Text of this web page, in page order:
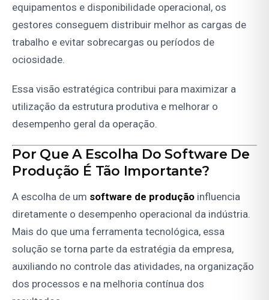
equipamentos e disponibilidade operacional, os
gestores conseguem distribuir melhor as cargas de
trabalho e evitar sobrecargas ou períodos de
ociosidade.
Essa visão estratégica contribui para maximizar a
utilização da estrutura produtiva e melhorar o
desempenho geral da operação.
Por Que A Escolha Do Software De
Produção É Tão Importante?
A escolha de um software de produção influencia
diretamente o desempenho operacional da indústria.
Mais do que uma ferramenta tecnológica, essa
solução se torna parte da estratégia da empresa,
auxiliando no controle das atividades, na organização
dos processos e na melhoria contínua dos